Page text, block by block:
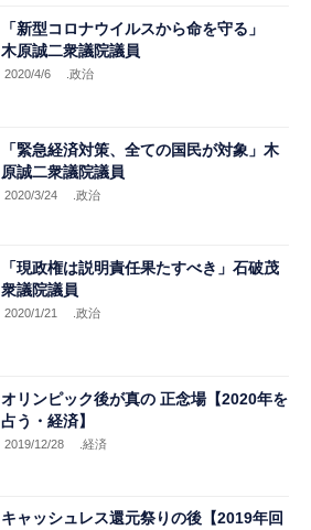
「新型コロナウイルスから命を守る」
木原誠二衆議院議員
2020/4/6 .政治
「緊急経済対策、全ての国民が対象」木
原誠二衆議院議員
2020/3/24 .政治
「現政権は説明責任果たすべき」石破茂
衆議院議員
2020/1/21 .政治
オリンピック後が真の 正念場【2020年を
占う・経済】
2019/12/28 .経済
キャッシュレス還元祭りの後【2019年回